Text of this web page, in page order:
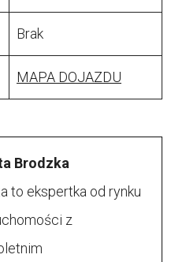
Brak
MAPA DOJAZDU
Brodzka
to ekspertka od rynku
z